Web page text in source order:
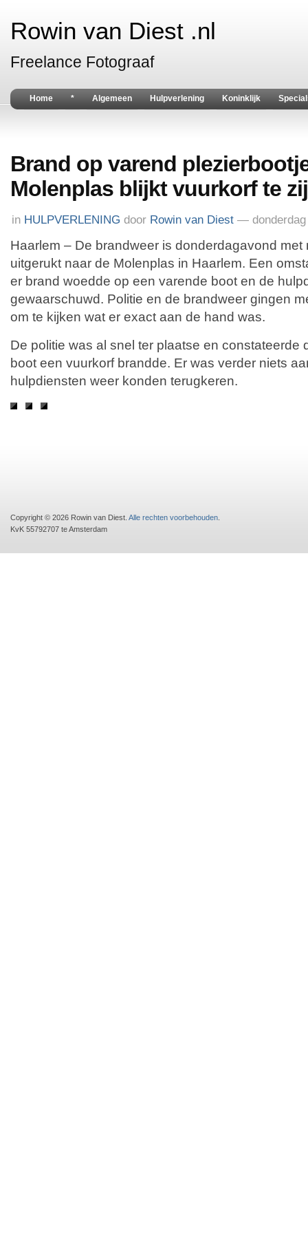
Rowin van Diest .nl
Freelance Fotograaf
Home * Algemeen Hulpverlening Koninklijk
Brand op varend
Molenplas blijkt vuurkorf te
in HULPVERLENING door Rowin van Diest — donderdag
Haarlem – De brandweer is donderdagavond met
uitgerukt naar de Molenplas in Haarlem. Een
er brand woedde op een varende boot en de
gewaarschuwd. Politie en de brandweer gingen
om te kijken wat er exact aan de hand was.
De politie was al snel ter plaatse en constateerde
boot een vuurkorf brandde. Er was verder niets
hulpdiensten weer konden terugkeren.
Copyright © 2026 Rowin van Diest. Alle rechten voorbehouden
KvK 55792707 te Amsterdam